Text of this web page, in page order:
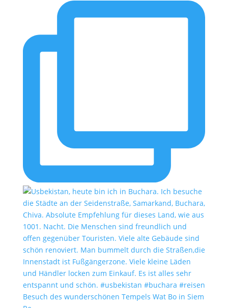
Besuch des wunderschönen Tempels Wat Bo in Siem